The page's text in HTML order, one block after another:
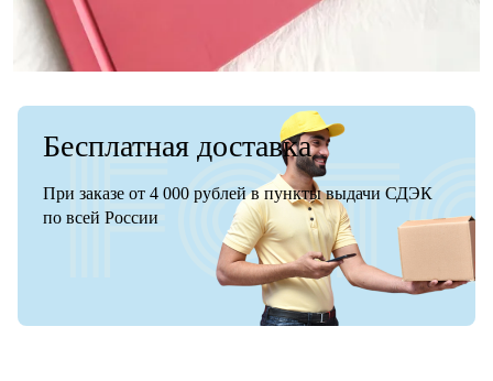
Бесплатная доставка
При заказе от 4 000 рублей в пункты выдачи СДЭК
по всей России